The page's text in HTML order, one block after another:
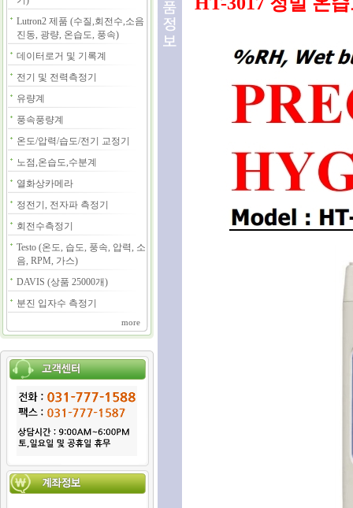
Lutron2 제품 (수질,회전수,소음
진동, 광량, 온습도, 풍속)
데이터로거 및 기록계
전기 및 전력측정기
유량계
풍속풍량계
온도/압력/습도/전기 교정기
노점,온습도,수분계
열화상카메라
정전기, 전자파 측정기
회전수측정기
Testo (온도, 습도, 풍속, 압력, 소
음, RPM, 가스)
DAVIS (상품 25000개)
분진 입자수 측정기
more